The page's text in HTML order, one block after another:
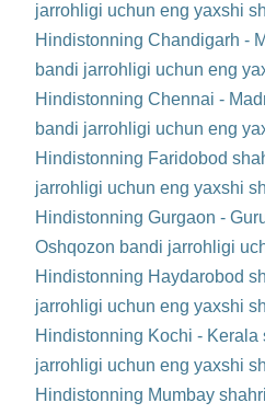
jarrohligi uchun eng yaxshi
Hindistonning Chandigarh -
bandi jarrohligi uchun eng
Hindistonning Chennai -
bandi jarrohligi uchun eng
Hindistonning Faridobod
jarrohligi uchun eng yaxshi
Hindistonning Gurgaon -
Oshqozon bandi jarrohligi
Hindistonning Haydarobod
jarrohligi uchun eng yaxshi
Hindistonning Kochi -
jarrohligi uchun eng yaxshi
Hindistonning Mumbay